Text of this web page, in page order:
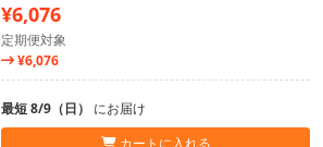
¥6,076
定期便対象
¥6,076
最短 8/9（日） にお届け